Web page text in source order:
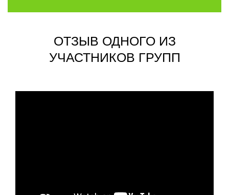
ОТЗЫВ ОДНОГО ИЗ
УЧАСТНИКОВ ГРУПП